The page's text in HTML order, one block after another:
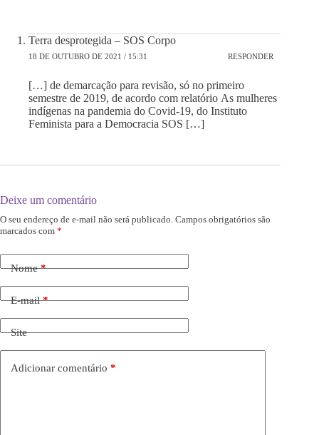
Terra desprotegida – SOS Corpo
18 DE OUTUBRO DE 2021 / 15:31 RESPONDER
[…] de demarcação para revisão, só no primeiro
semestre de 2019, de acordo com relatório As mulheres
indígenas na pandemia do Covid-19, do Instituto
Feminista para a Democracia SOS […]
Deixe um comentário
O seu endereço de e-mail não será publicado. Campos obrigatórios são
marcados com *
Nome*
E-mail*
Site
Adicionar comentário *